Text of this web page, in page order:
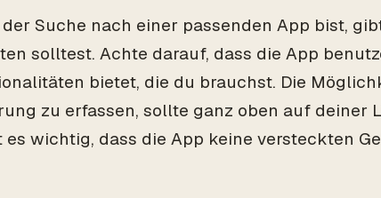
Suche nach einer passenden App bist,
solltest. Achte darauf, dass die App
bietet, die du brauchst. Die
zu erfassen, sollte ganz oben auf deiner
es wichtig, dass die App keine versteckten